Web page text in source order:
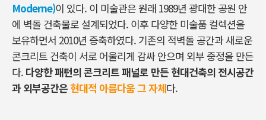
Moderne)이 있다. 이 미술관은 원래 1989년 광대한 공원 안
에 벽돌 건축물로 설계되었다. 이후 다양한 미술품 컬렉션을
보유하면서 2010년 증축하였다. 기존의 적벽돌 공간과 새로운
콘크리트 건축이 서로 어울리게 감싸 안으며 외부 중정을 만든
다. 다양한 패턴의 콘크리트 패널로 만든 현대건축의 전시공간
과 외부공간은현대적 아름다움 그 자체다.